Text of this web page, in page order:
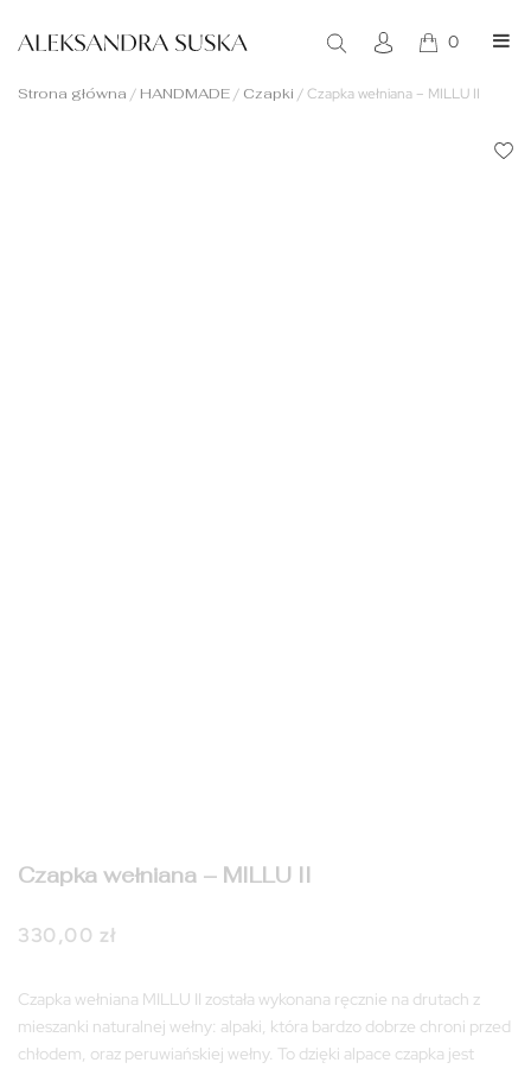
0
Strona główna / HANDMADE/ Czapki /Czapka wełniana – MILLU II
Czapka wełniana – MILLU II
330,00 zł
Czapka wełniana MILLU II została wykonana ręcznie na drutach z
mieszanki naturalnej wełny: alpaki, która bardzo dobrze chroni przed
chłodem, oraz peruwiańskiej wełny. To dzięki alpace czapka jest